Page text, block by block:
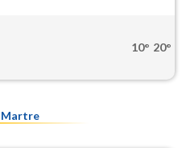
10° 20°
Martre